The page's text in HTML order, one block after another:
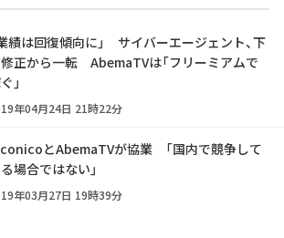
績は回復傾向に」 サイバーエージェント、下
正から一転 AbemaTVは「フリーミアムで
」
年04月24日 21時22分
とAbemaTVが協業 「国内で競争して
場合ではない」
年03月27日 19時39分